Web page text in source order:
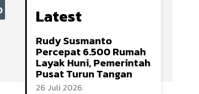
Latest
Rudy Susmanto
Percepat 6.500 Rumah
Layak Huni, Pemerintah
Pusat Turun Tangan
26 Juli 2026